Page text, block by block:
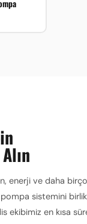
enerji ve daha
pompa sistemini
ekibimiz en kısa